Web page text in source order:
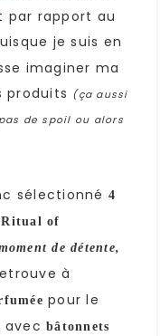
par rapport au
je suis en
imaginer ma
produits (ça aussi
de spoil ou alors
sélectionné 4
of
de détente,
à
pour le
avec bâtonnets